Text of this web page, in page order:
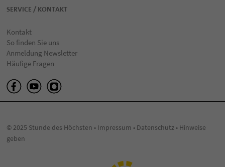
SERVICE / KONTAKT
Kontakt
So finden Sie uns
Anmeldung Newsletter
Häufige Fragen
© 2025 Stunde des Höchsten • Impressum • Datenschutz • Hinweise
geben